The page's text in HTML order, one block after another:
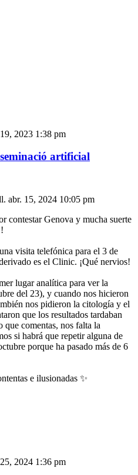
2023 1:38 pm
artificial
abr. 15, 2024 10:05 pm
contestar Genova y mucha suerte
visita telefónica para el 3 de
es el Clinic. ¡Qué nervios!
lugar analítica para ver la
del 23), y cuando nos hicieron
nos pidieron la citología y el
que los resultados tardaban
que comentas, nos falta la
si habrá que repetir alguna de
porque ha pasado más de 6
e ilusionadas ✨
2024 1:36 pm